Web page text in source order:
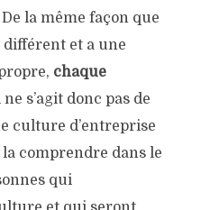
la même façon que
et a une
chaque
ne s’agit donc pas de
culture d’entreprise
comprendre dans le
qui